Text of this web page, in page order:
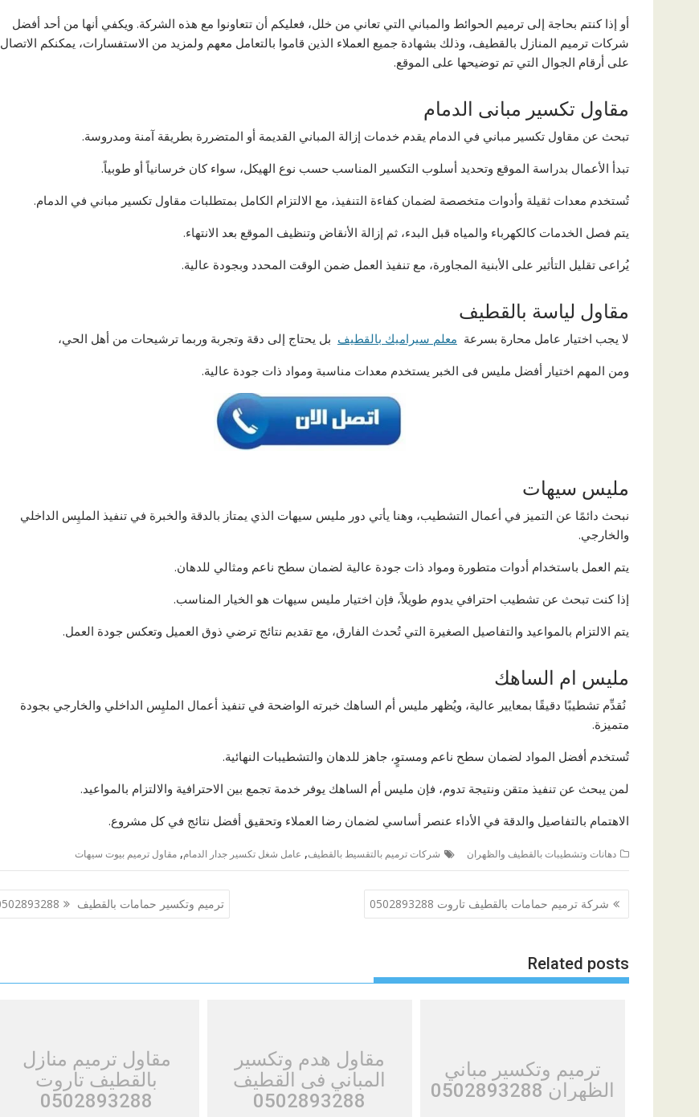
أو إذا كنتم بحاجة إلى ترميم الحوائط والمباني التي تعاني من خلل، فعليكم أن تتعاونوا مع هذه الشركة. ويكفي أنها من أحد أفضل
شركات ترميم المنازل بالقطيف، وذلك بشهادة جميع العملاء الذين قاموا بالتعامل معهم ولمزيد من الاستفسارات، يمكنكم الاتصال
على أرقام الجوال التي تم توضيحها على الموقع.
مقاول تكسير مبانى الدمام
تبحث عن مقاول تكسير مباني في الدمام يقدم خدمات إزالة المباني القديمة أو المتضررة بطريقة آمنة ومدروسة.
تبدأ الأعمال بدراسة الموقع وتحديد أسلوب التكسير المناسب حسب نوع الهيكل، سواء كان خرسانياً أو طوبياً.
تُستخدم معدات ثقيلة وأدوات متخصصة لضمان كفاءة التنفيذ، مع الالتزام الكامل بمتطلبات مقاول تكسير مباني في الدمام.
يتم فصل الخدمات كالكهرباء والمياه قبل البدء، ثم إزالة الأنقاض وتنظيف الموقع بعد الانتهاء.
يُراعى تقليل التأثير على الأبنية المجاورة، مع تنفيذ العمل ضمن الوقت المحدد وبجودة عالية.
مقاول لياسة بالقطيف
لا يجب اختيار عامل محارة بسرعة معلم سيراميك بالقطيف بل يحتاج إلى دقة وتجربة وربما ترشيحات من أهل الحي،
ومن المهم اختيار أفضل مليس فى الخبر يستخدم معدات مناسبة ومواد ذات جودة عالية.
مليس سيهات
نبحث دائمًا عن التميز في أعمال التشطيب، وهنا يأتي دور مليس سيهات الذي يمتاز بالدقة والخبرة في تنفيذ المليِس الداخلي
والخارجي.
يتم العمل باستخدام أدوات متطورة ومواد ذات جودة عالية لضمان سطح ناعم ومثالي للدهان.
إذا كنت تبحث عن تشطيب احترافي يدوم طويلاً، فإن اختيار مليس سيهات هو الخيار المناسب.
يتم الالتزام بالمواعيد والتفاصيل الصغيرة التي تُحدث الفارق، مع تقديم نتائج ترضي ذوق العميل وتعكس جودة العمل.
مليس ام الساهك
نُقدِّم تشطيبًا دقيقًا بمعايير عالية، ويُظهر مليس أم الساهك خبرته الواضحة في تنفيذ أعمال المليِس الداخلي والخارجي بجودة
متميزة.
تُستخدم أفضل المواد لضمان سطح ناعم ومستوٍ، جاهز للدهان والتشطيبات النهائية.
لمن يبحث عن تنفيذ متقن ونتيجة تدوم، فإن مليس أم الساهك يوفر خدمة تجمع بين الاحترافية والالتزام بالمواعيد.
الاهتمام بالتفاصيل والدقة في الأداء عنصر أساسي لضمان رضا العملاء وتحقيق أفضل نتائج في كل مشروع.
دهانات وتشطيبات بالقطيف والظهران شركات ترميم بالتقسيط بالقطيف, عامل شغل تكسير جدار الدمام, مقاول ترميم بيوت سيهات
تصفّح
المقالات
شركة ترميم حمامات بالقطيف تاروت 0502893288 ترميم وتكسير حمامات بالقطيف 0502893288
Related posts
ترميم وتكسير مباني
الظهران 0502893288
مقاول هدم وتكسير
المباني فى القطيف
0502893288
مقاول ترميم منازل
بالقطيف تاروت
0502893288